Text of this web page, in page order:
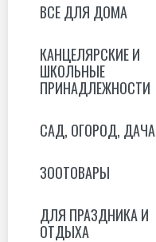
ВСЕ ДЛЯ ДОМА
КАНЦЕЛЯРСКИЕ И
ШКОЛЬНЫЕ
ПРИНАДЛЕЖНОСТИ
САД, ОГОРОД, ДАЧА
ЗООТОВАРЫ
ДЛЯ ПРАЗДНИКА И
ОТДЫХА